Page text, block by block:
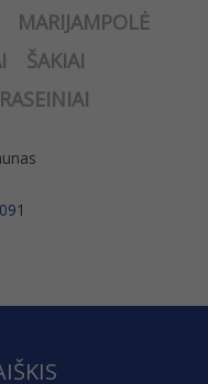
MARIJAMPOLĖ
ŠAKIAI
RASEINIAI